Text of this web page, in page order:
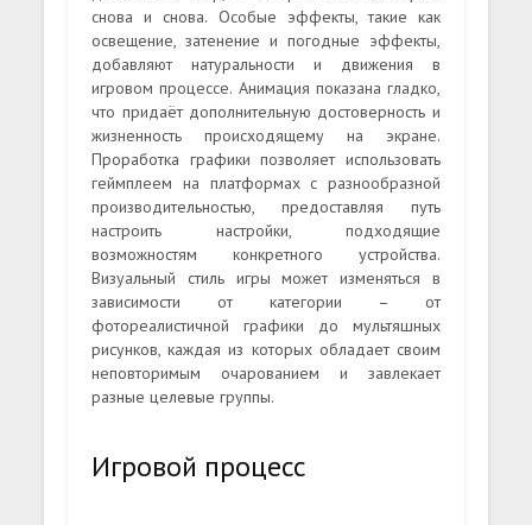
снова и снова. Особые эффекты, такие как
освещение, затенение и погодные эффекты,
добавляют натуральности и движения в
игровом процессе. Анимация показана гладко,
что придаёт дополнительную достоверность и
жизненность происходящему на экране.
Проработка графики позволяет использовать
геймплеем на платформах с разнообразной
производительностью, предоставляя путь
настроить настройки, подходящие
возможностям конкретного устройства.
Визуальный стиль игры может изменяться в
зависимости от категории – от
фотореалистичной графики до мультяшных
рисунков, каждая из которых обладает своим
неповторимым очарованием и завлекает
разные целевые группы.
Игровой процесс